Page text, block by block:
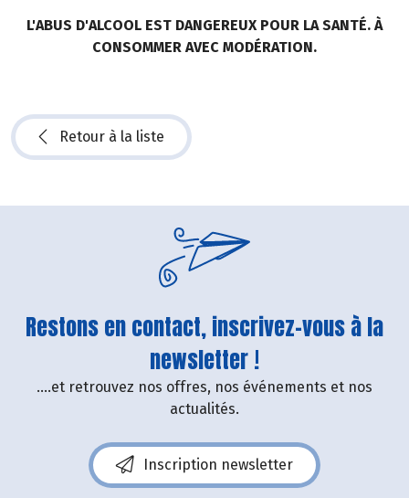
L'ABUS D'ALCOOL EST DANGEREUX POUR LA SANTÉ. À
CONSOMMER AVEC MODÉRATION.
Retour à la liste
Restons en contact, inscrivez-vous à la
newsletter !
....et retrouvez nos offres, nos événements et nos
actualités.
Inscription newsletter